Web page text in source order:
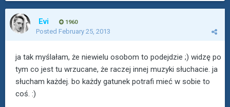
Evi 1960
Posted February 25, 2013
ja tak myślałam, że niewielu osobom to podejdzie ;) widzę po
tym co jest tu wrzucane, że raczej innej muzyki słuchacie. ja
słucham każdej. bo każdy gatunek potrafi mieć w sobie to
coś. :)